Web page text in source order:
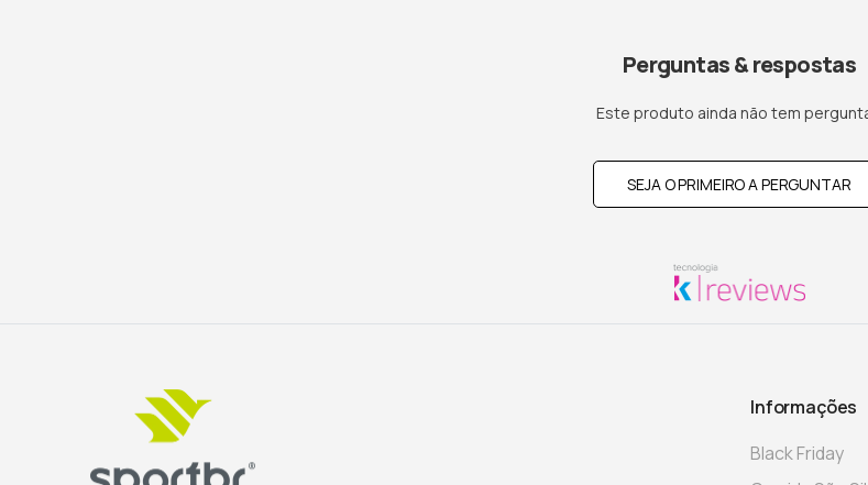
Perguntas & respostas
Este produto ainda não tem
SEJA O PRIMEIRO A PERGUNTAR
Informações
Black Friday